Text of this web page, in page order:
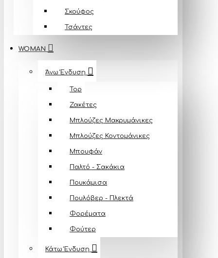
Σκούφος
Τσάντες
WOMAN
Άνω Ένδυση
Top
Ζακέτες
Μπλούζες Mακρυμάνικες
Μπλούζες Κοντομάνικες
Μπουφάν
Παλτό - Σακάκια
Πουκάμισα
Πουλόβερ - Πλεκτά
Φορέματα
Φούτερ
Κάτω Ένδυση